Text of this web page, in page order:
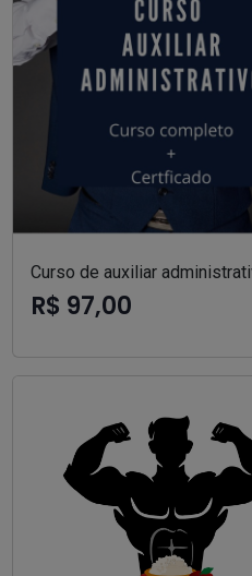
Curso de auxiliar
R$ 97,00